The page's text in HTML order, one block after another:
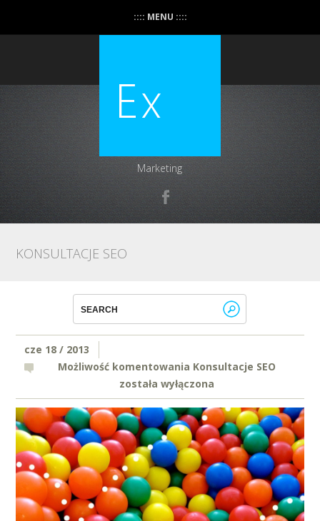
:::: MENU ::::
Marketing
KONSULTACJE SEO
cze 18 / 2013
Możliwość komentowania Konsultacje SEO
została wyłączona